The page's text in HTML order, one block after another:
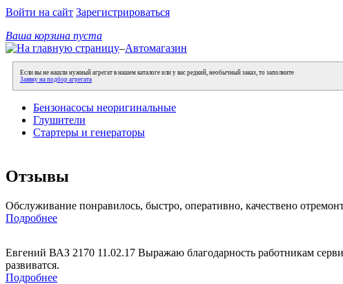
Войти на сайт Зарегистрироваться
Ваша корзина пуста
–Автомагазин
Если вы не нашли нужный агрегат в нашем каталоге или у вас редкий, необычный заказ, то заполните
Заявку на подбор агрегата
Бензонасосы неоригинальные
Глушители
Стартеры и генераторы
Отзывы
Обслуживание понравилось, быстро, оперативно, качествено
Подробнее
Евгений ВАЗ 2170 11.02.17 Выражаю благодарность работникам
развиватся.
Подробнее